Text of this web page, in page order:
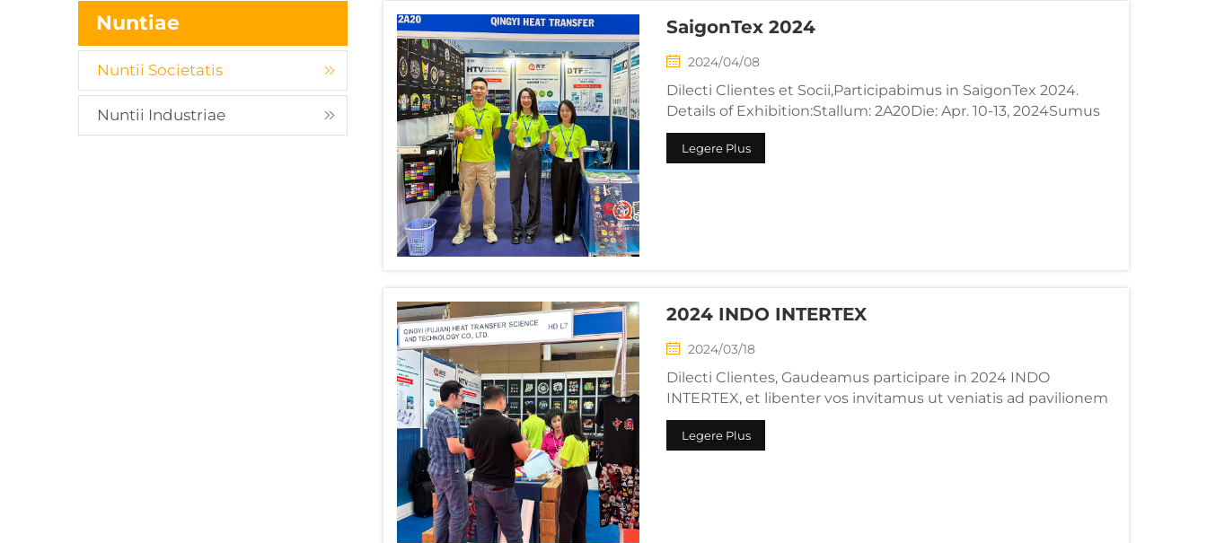
Nuntiae
Nuntii Societatis
Nuntii Industriae
SaigonTex 2024
2024/04/08
Dilecti Clientes et Socii,Participabimus in SaigonTex 2024.
Details of Exhibition:Stallum: 2A20Die: Apr. 10-13, 2024Sumus
princeps fabricator materiae transferendi calorem 28 annorum
heri, possessa fabrica 100,000sqm. Producta capita includunt...
Legere Plus
2024 INDO INTERTEX
2024/03/18
Dilecti Clientes, Gaudeamus participare in 2024 INDO
INTERTEX, et libenter vos invitamus ut veniatis ad pavilionem
nostram! In expositione ostendemus ultimas nostras res pro
calore transferendo, quae solutiones novas pro vobiscum
Legere Plus